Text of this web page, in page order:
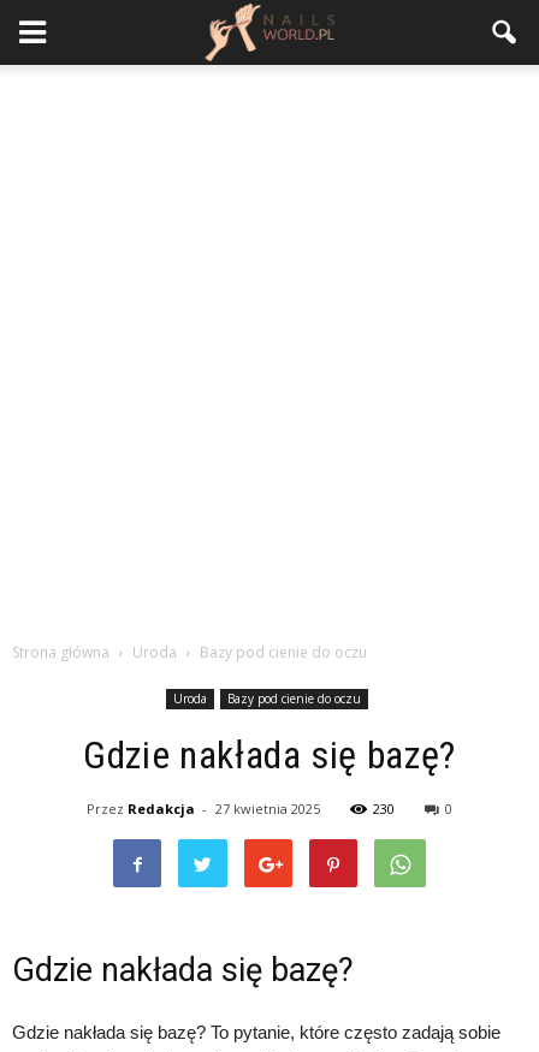
Strona główna Uroda Bazy pod cienie do oczu
Uroda Bazy pod cienie do oczu
Gdzie nakłada się bazę?
Przez Redakcja - 27 kwietnia 2025 230 0
Gdzie nakłada się bazę?
Gdzie nakłada się bazę? To pytanie, które często zadają sobie